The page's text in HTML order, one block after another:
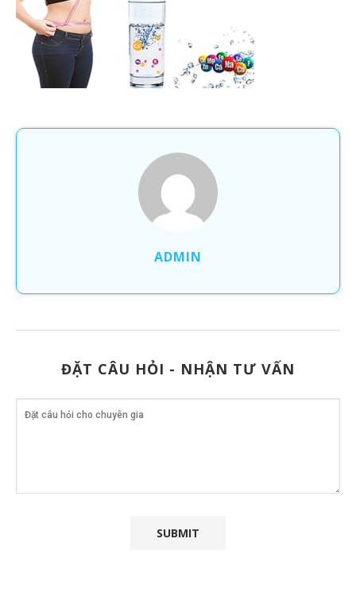
ADMIN
ĐẶT CÂU HỎI - NHẬN TƯ VẤN